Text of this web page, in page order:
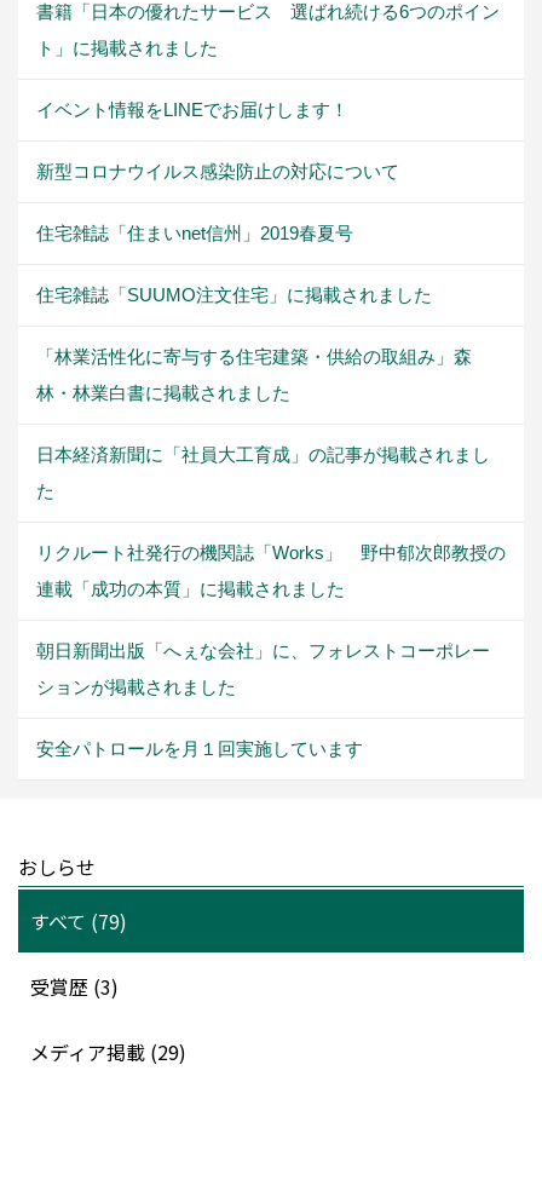
書籍「日本の優れたサービス 選ばれ続ける6つのポイン
ト」に掲載されました
イベント情報をLINEでお届けします！
新型コロナウイルス感染防止の対応について
住宅雑誌「住まいnet信州」2019春夏号
住宅雑誌「SUUMO注文住宅」に掲載されました
「林業活性化に寄与する住宅建築・供給の取組み」森
林・林業白書に掲載されました
日本経済新聞に「社員大工育成」の記事が掲載されまし
た
リクルート社発行の機関誌「Works」 野中郁次郎教授の
連載「成功の本質」に掲載されました
朝日新聞出版「へぇな会社」に、フォレストコーポレー
ションが掲載されました
安全パトロールを月１回実施しています
おしらせ
すべて (79)
受賞歴 (3)
メディア掲載 (29)